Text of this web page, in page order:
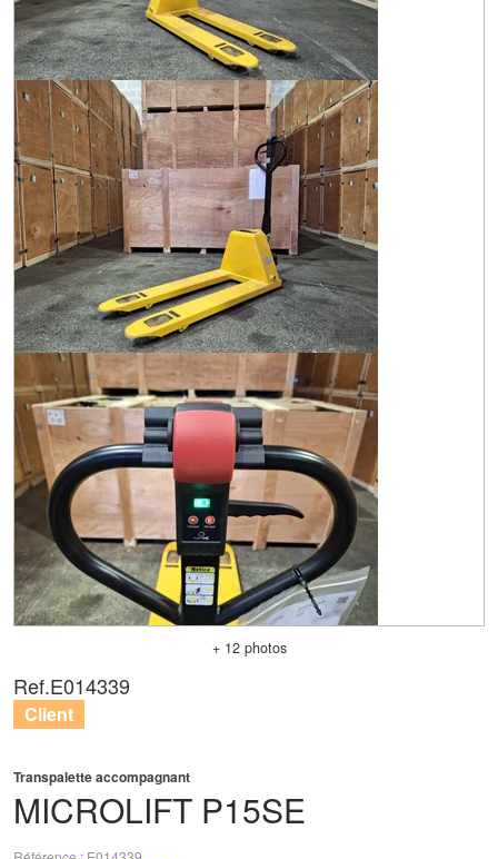
+ 12 photos
MICROLIFT P15SE
Transpalette accompagnant
Ref.E014339
Client